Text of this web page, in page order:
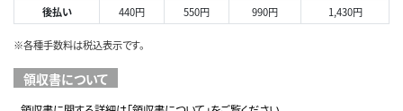
後払い
440円 550円 990円 1,430円
※各種手数料は税込表示です。
領収書について